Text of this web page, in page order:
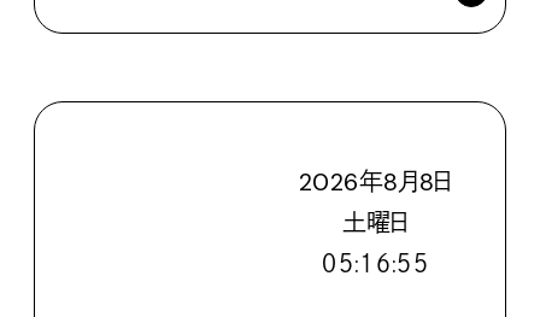
2026年8月8日
土曜日
０５:１６:５７